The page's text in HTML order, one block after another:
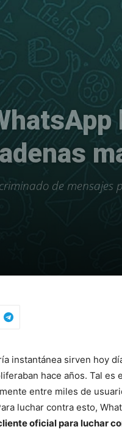
de
instantánea sirven hoy
hace años. Tal es
entre miles de
luchar contra esto,
oficial para luchar